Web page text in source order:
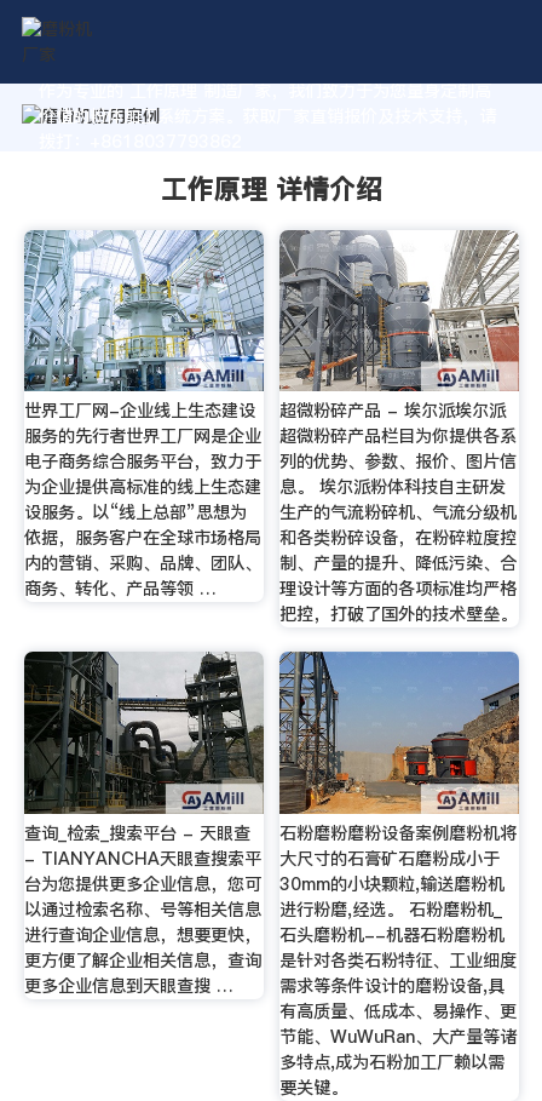
作为专业的 工作原理 制造厂家，我们致力于为您量身定制高
价值的粉体加工系统方案。获取厂家直销报价及技术支持，请
工作原理 详情介绍
世界工厂网-企业线上生态建设
服务的先行者世界工厂网是企业
电子商务综合服务平台，致力于
为企业提供高标准的线上生态建
设服务。以“线上总部”思想为
依据，服务客户在全球市场格局
内的营销、采购、品牌、团队、
商务、转化、产品等领 …
超微粉碎产品 - 埃尔派埃尔派
超微粉碎产品栏目为你提供各系
列的优势、参数、报价、图片信
息。 埃尔派粉体科技自主研发
生产的气流粉碎机、气流分级机
和各类粉碎设备，在粉碎粒度控
制、产量的提升、降低污染、合
理设计等方面的各项标准均严格
把控，打破了国外的技术壁垒。
查询_检索_搜索平台 - 天眼查
- TIANYANCHA天眼查搜索平
台为您提供更多企业信息，您可
以通过检索名称、号等相关信息
进行查询企业信息，想要更快，
更方便了解企业相关信息，查询
更多企业信息到天眼查搜 …
石粉磨粉磨粉设备案例磨粉机将
大尺寸的石膏矿石磨粉成小于
30mm的小块颗粒,输送磨粉机
进行粉磨,经选。 石粉磨粉机_
石头磨粉机--机器石粉磨粉机
是针对各类石粉特征、工业细度
需求等条件设计的磨粉设备,具
有高质量、低成本、易操作、更
节能、WuWuRan、大产量等诸
多特点,成为石粉加工厂赖以需
要关键。